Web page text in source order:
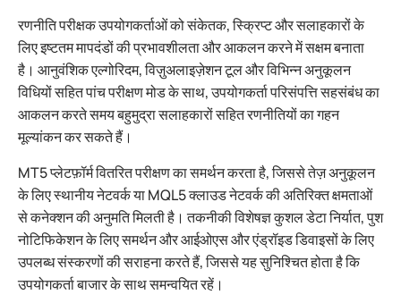
रणनीति परीक्षक उपयोगकर्ताओं को संकेतक, स्क्रिप्ट और सलाहकारों के
लिए इष्टतम मापदंडों की प्रभावशीलता और आकलन करने में सक्षम बनाता
है। आनुवंशिक एल्गोरिदम, विज़ुअलाइज़ेशन टूल और विभिन्न अनुकूलन
विधियों सहित पांच परीक्षण मोड के साथ, उपयोगकर्ता परिसंपत्ति सहसंबंध का
आकलन करते समय बहुमुद्रा सलाहकारों सहित रणनीतियों का गहन
मूल्यांकन कर सकते हैं।
MT5 प्लेटफ़ॉर्म वितरित परीक्षण का समर्थन करता है, जिससे तेज़ अनुकूलन
के लिए स्थानीय नेटवर्क या MQL5 क्लाउड नेटवर्क की अतिरिक्त क्षमताओं
से कनेक्शन की अनुमति मिलती है। तकनीकी विशेषज्ञ कुशल डेटा निर्यात, पुश
नोटिफिकेशन के लिए समर्थन और आईओएस और एंड्रॉइड डिवाइसों के लिए
उपलब्ध संस्करणों की सराहना करते हैं, जिससे यह सुनिश्चित होता है कि
उपयोगकर्ता बाजार के साथ समन्वयित रहें।